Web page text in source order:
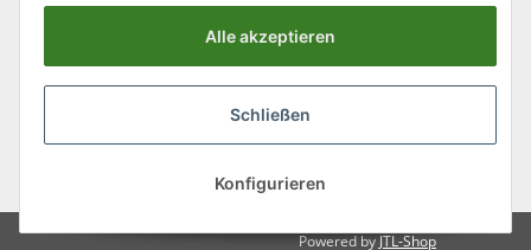
Tel.:0043 (0) 4262 50900
office@cncshop.at
* Alle Preise inkl. gesetzlicher USt., zzgl.Versand, zzgl.
Powered by JTL-Shop
Alle akzeptieren
Schließen
Konfigurieren